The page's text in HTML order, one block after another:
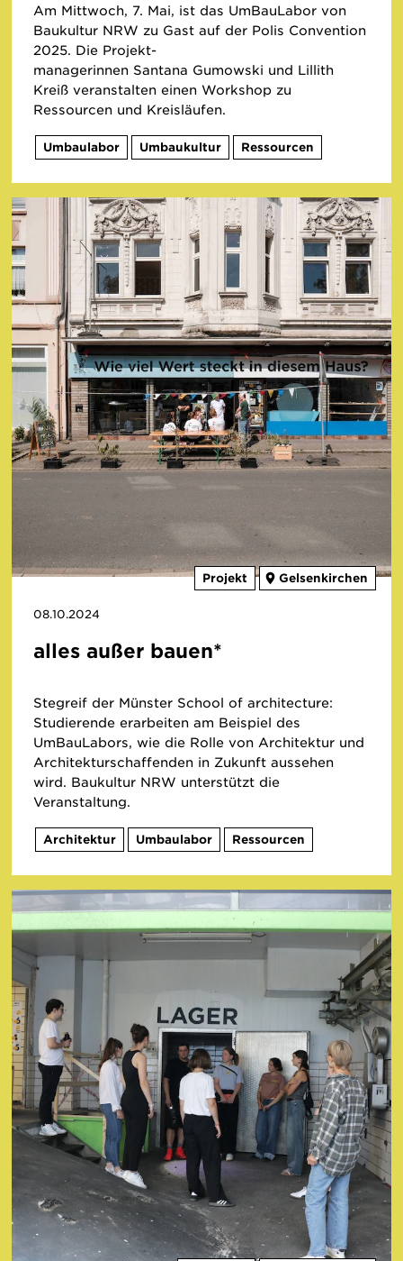
Am Mittwoch, 7. Mai, ist das UmBauLabor von
Baukultur NRW zu Gast auf der Polis Convention
2025. Die Projekt-
managerinnen Santana Gumowski und Lillith
Kreiß veranstalten einen Workshop zu
Ressourcen und Kreisläufen.
Umbaulabor Umbaukultur Ressourcen
Projekt Gelsenkirchen
08.10.2024
alles außer bauen*
Stegreif der Münster School of architecture:
Studierende erarbeiten am Beispiel des
UmBauLabors, wie die Rolle von Architektur und
Architekturschaffenden in Zukunft aussehen
wird. Baukultur NRW unterstützt die
Veranstaltung.
Architektur Umbaulabor Ressourcen